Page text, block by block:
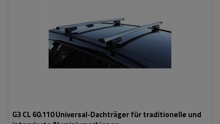
G3 CL 60.110 Universal-Dachträger für traditionelle und